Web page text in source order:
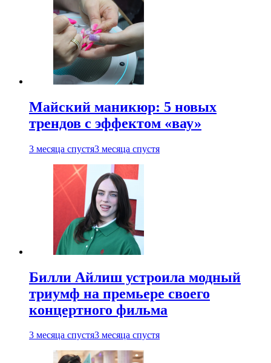
Майский маникюр: 5 новых
трендов с эффектом «вау»
3 месяца спустя3 месяца спустя
Билли Айлиш устроила модный
триумф на премьере своего
концертного фильма
3 месяца спустя3 месяца спустя